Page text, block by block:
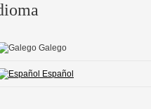
Galego
Español